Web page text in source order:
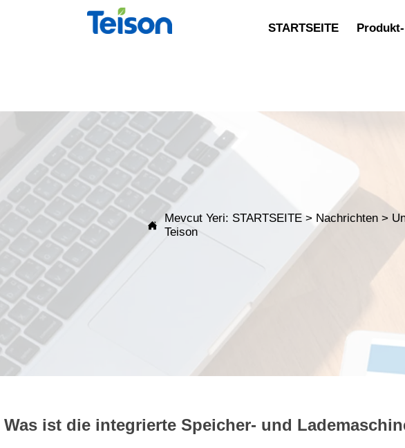
STARTSEITE

Mevcut Yeri: STARTSEITE > Nachrichten >
Teison
Was ist die integrierte Speicher- und